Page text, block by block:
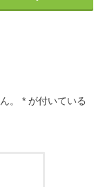
。 * が付いている